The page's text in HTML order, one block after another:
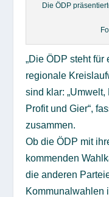
Die ÖDP
„Die ÖDP steht
regionale
sind klar:
Profit und Gier“,
zusammen.
Ob die ÖDP mit
kommenden
die anderen
Kommunalwahlen